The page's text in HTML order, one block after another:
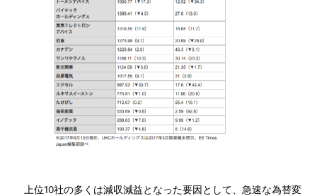
上位10社の多くは減収減益となった要因として、急速な為替変